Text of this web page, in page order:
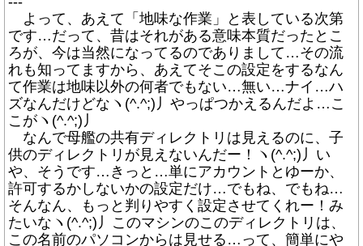
よって、あえて「地味な作業」と表している次第
です…だって、昔はそれがある意味本質だったとこ
ろが、今は当然になってるのでありまして…その流
れも知ってますから、あえてそこの設定をするなん
て作業は地味以外の何者でもない…無い…ナイ…ハ
ズなんだけどなヽ(^.^;)丿やっぱつかえるんだよ…こ
こがヽ(^.^;)丿
なんで母艦の共有ディレクトリは見えるのに、子
供のディレクトリが見えないんだー！ヽ(^.^;)丿い
や、そうです…きっと…単にアカウントとゆーか、
許可するかしないかの設定だけ…でもね、でもね…
そんなん、もっと判りやすく設定させてくれー！み
たいなヽ(^.^;)丿このマシンのこのディレクトリは、
この名前のパソコンからは見せる…って、簡単にや